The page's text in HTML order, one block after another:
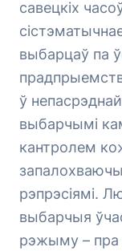
савецкіх
выбарцаў па
ў
выбарчымі
кантролем
рэпрэсіямі.
выбарчыя
рэжыму – пра